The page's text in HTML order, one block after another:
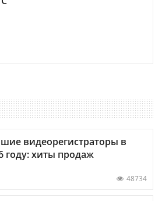
видеорегистраторы в
году: хиты продаж
48734